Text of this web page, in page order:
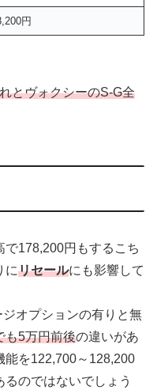
円
とヴォクシーのS-G全
178,200円もするこち
にリセールにも影響して
オプションの有りと無
も5万円前後の違いがあ
能を122,700～128,200
のではないでしょう